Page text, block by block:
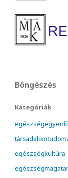
Böngészés
Kategóriák
egészségkultúra